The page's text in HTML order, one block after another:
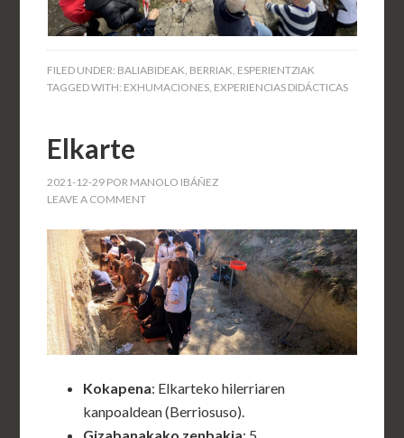
FILED UNDER: BALIABIDEAK, BERRIAK, ESPERIENTZIAK
TAGGED WITH: EXHUMACIONES, EXPERIENCIAS DIDÁCTICAS
Elkarte
2021-12-29 POR MANOLO IBÁÑEZ
LEAVE A COMMENT
Kokapena: Elkarteko hilerriaren
kanpoaldean (Berriosuso).